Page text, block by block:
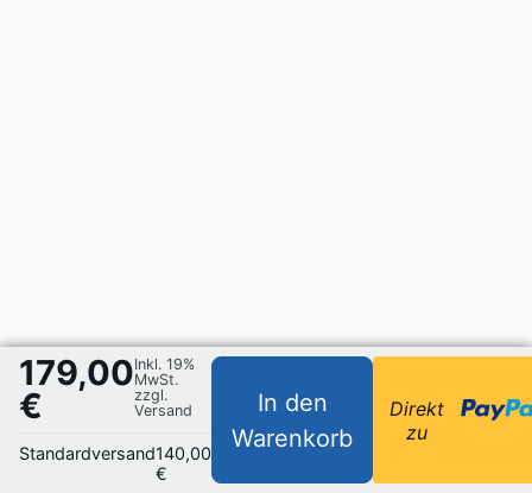
179,00
€
Inkl. 19%
MwSt.
zzgl.
Versand
Standardversand140,00
€
In den
Warenkorb
Direkt
zu